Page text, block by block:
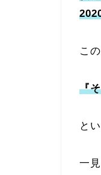
こ
『
と
一